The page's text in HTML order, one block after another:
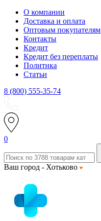
О компании
Доставка и оплата
Оптовым покупателям
Контакты
Кредит
Кредит без переплаты
Политика
Статьи
8 (800) 555-35-74
0
Ваш город - Хотьково